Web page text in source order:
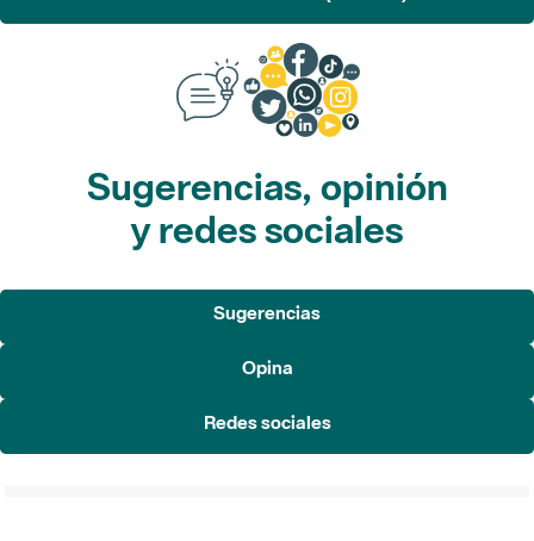
Sugerencias, opinión
y redes sociales
Sugerencias